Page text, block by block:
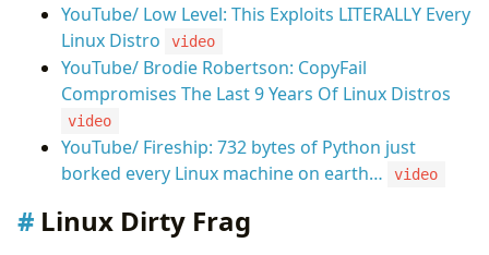
YouTube/ Low Level: This Exploits LITERALLY Every
Linux Distro
video
YouTube/ Brodie Robertson: CopyFail
Compromises The Last 9 Years Of Linux Distros
video
YouTube/ Fireship: 732 bytes of Python just
borked every Linux machine on earth…
video
Linux Dirty Frag